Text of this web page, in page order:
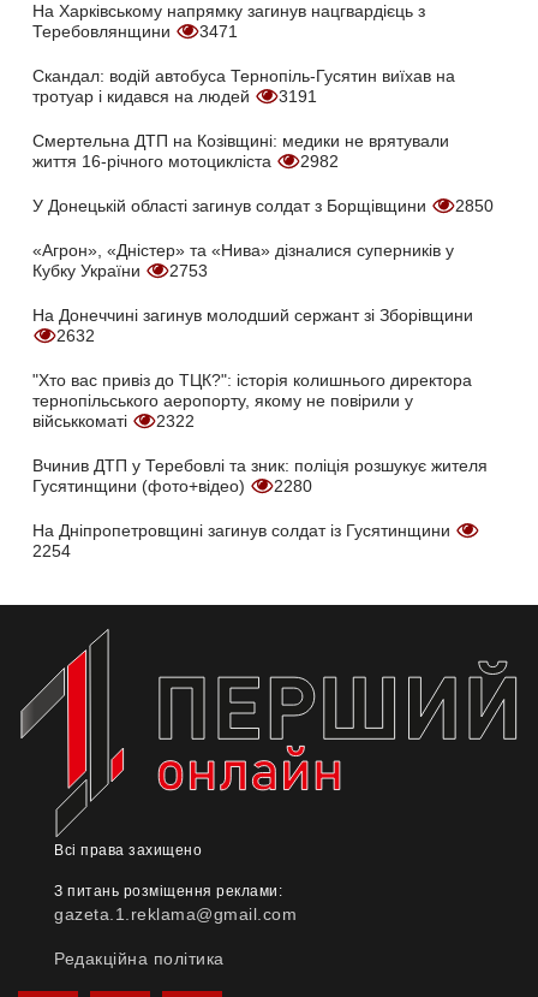
На Харківському напрямку загинув нацгвардієць з
Теребовлянщини
3471
Скандал: водій автобуса Тернопіль-Гусятин виїхав на
тротуар і кидався на людей
3191
Смертельна ДТП на Козівщині: медики не врятували
життя 16-річного мотоцикліста
2982
У Донецькій області загинув солдат з Борщівщини 2850
«Агрон», «Дністер» та «Нива» дізналися суперників у
Кубку України
2753
На Донеччині загинув молодший сержант зі Зборівщини
2632
"Хто вас привіз до ТЦК?": історія колишнього директора
тернопільського аеропорту, якому не повірили у
військкоматі
2322
Вчинив ДТП у Теребовлі та зник: поліція розшукує жителя
Гусятинщини (фото+відео)
2280
На Дніпропетровщині загинув солдат із Гусятинщини
2254
Всі права захищено
З питань розміщення реклами:
gazeta.1.reklama@gmail.com
Редакційна політика